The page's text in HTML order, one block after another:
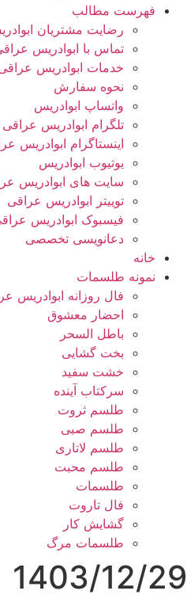
فهرست مطالب
رضایت مشتریان
تماس با ابوادریس
خدمات ابوادریس
نحوه سفارش
واتساپ ابوادریس
تلگرام ابوادریس عراقی
اینستاگرام ابوادریس
یوتیوب ابوادریس
سایت های ابوادریس
توییتر ابوادریس عراقی
فیسبوک ابوادریس
دعانویسی تخصصی
خانه
نمونه طلسمات
فال روزانه ابوادریس
احضار معشوق
باطل السحر
بخت گشایی
خشت سفید
سرکتاب آینده
طلسم ثروت
طلسم صبی
طلسم لاتاری
طلسم محبت
طلسمات
فال تاروت
گشایش کار
طلسمات مرگ
1403/12/29